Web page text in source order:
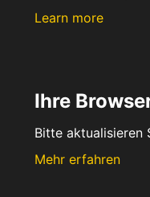
Learn more
Ihre
Bitte aktualisieren
Mehr erfahren